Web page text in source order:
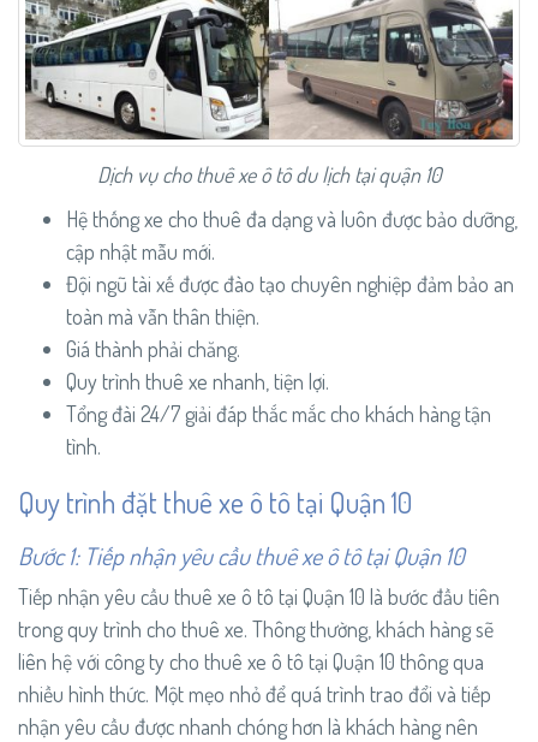
Dịch vụ cho thuê xe ô tô du lịch tại quận 10
Hệ thống xe cho thuê đa dạng và luôn được bảo dưỡng,
cập nhật mẫu mới.
Đội ngũ tài xế được đào tạo chuyên nghiệp đảm bảo an
toàn mà vẫn thân thiện.
Giá thành phải chăng.
Quy trình thuê xe nhanh, tiện lợi.
Tổng đài 24/7 giải đáp thắc mắc cho khách hàng tận
tình.
Quy trình đặt thuê xe ô tô tại Quận 10
Bước 1: Tiếp nhận yêu cầu thuê xe ô tô tại Quận 10
Tiếp nhận yêu cầu thuê xe ô tô tại Quận 10 là bước đầu tiên
trong quy trình cho thuê xe. Thông thường, khách hàng sẽ
liên hệ với công ty cho thuê xe ô tô tại Quận 10 thông qua
nhiều hình thức. Một mẹo nhỏ để quá trình trao đổi và tiếp
nhận yêu cầu được nhanh chóng hơn là khách hàng nên